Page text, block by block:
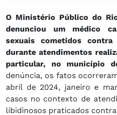
O Ministério Público do
denunciou um médico
sexuais cometidos
durante atendimentos
particular, no município
denúncia, os fatos
abril de 2024, janeiro e
casos no contexto de
libidinosos praticados